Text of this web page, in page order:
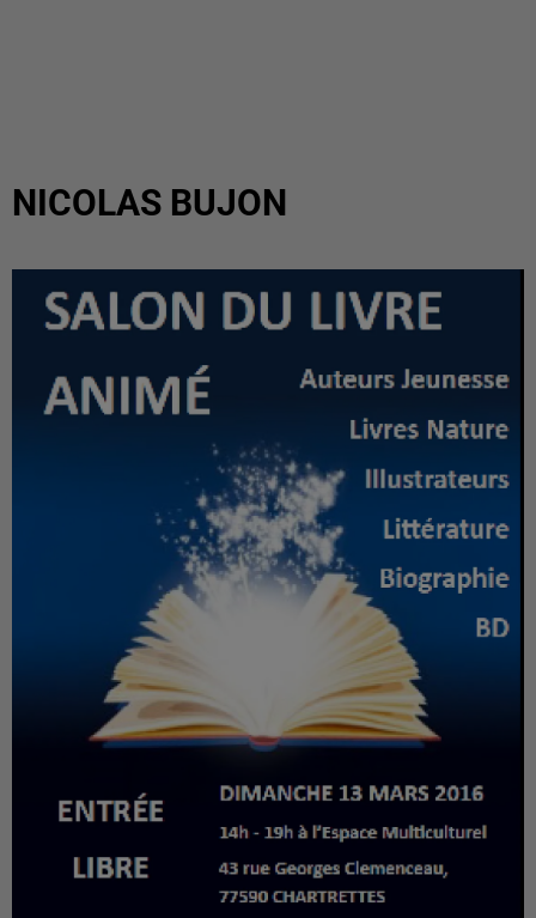
NICOLAS BUJON